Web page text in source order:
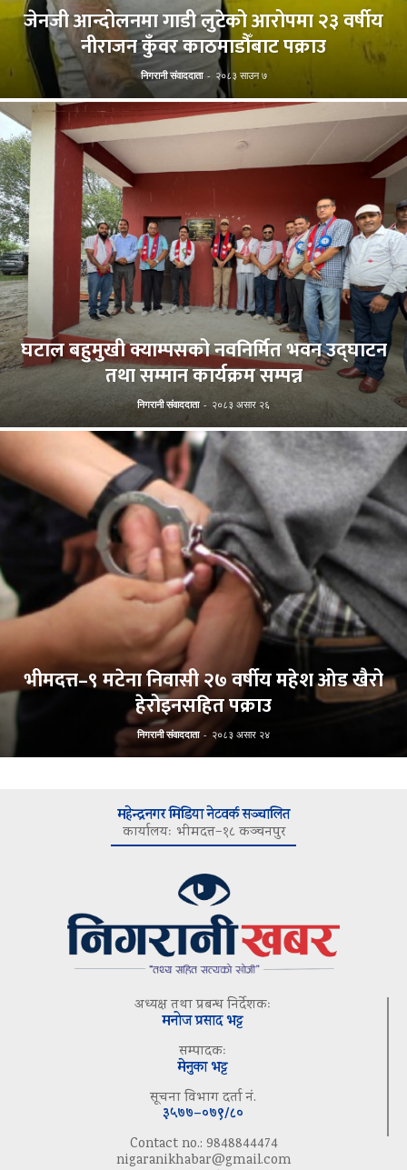
जेनजी आन्दोलनमा गाडी लुटेको आरोपमा २३ वर्षीय
नीराजन कुँवर काठमाडौँबाट पक्राउ
निगरानी संवाददाता - २०८३ साउन ७
घटाल बहुमुखी क्याम्पसको नवनिर्मित भवन उद्घाटन
तथा सम्मान कार्यक्रम सम्पन्न
निगरानी संवाददाता - २०८३ असार २६
भीमदत्त–९ मटेना निवासी २७ वर्षीय महेश ओड खैरो
हेरोइनसहित पक्राउ
निगरानी संवाददाता - २०८३ असार २४
महेन्द्रनगर मिडिया नेटवर्क सञ्चालित
कार्यालयः भीमदत्त–१८ कञ्चनपुर
अध्यक्ष तथा प्रबन्ध निर्देशकः
मनोज प्रसाद भट्ट
सम्पादकः
मेनुका भट्ट
सूचना विभाग दर्ता नं.
३५७७–०७९/८०
Contact no.: 9848844474
nigaranikhabar@gmail.com